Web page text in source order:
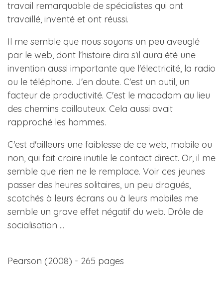
travail remarquable de spécialistes qui ont
travaillé, inventé et ont réussi.
Il me semble que nous soyons un peu aveuglé
par le web, dont l'histoire dira s'il aura été une
invention aussi importante que l'électricité, la radio
ou le téléphone. J'en doute. C'est un outil, un
facteur de productivité. C'est le macadam au lieu
des chemins caillouteux. Cela aussi avait
rapproché les hommes.
C'est d'ailleurs une faiblesse de ce web, mobile ou
non, qui fait croire inutile le contact direct. Or, il me
semble que rien ne le remplace. Voir ces jeunes
passer des heures solitaires, un peu drogués,
scotchés à leurs écrans ou à leurs mobiles me
semble un grave effet négatif du web. Drôle de
socialisation ...
Pearson (2008) - 265 pages